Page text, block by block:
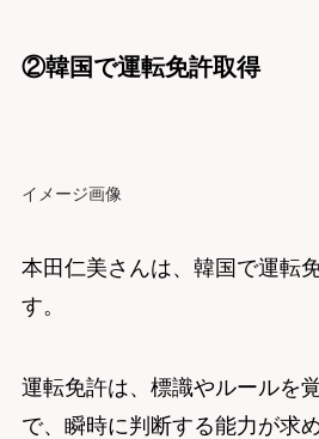
②韓国で運転免許取得
イメージ画像
本田仁美さんは、韓国で運転
す。
運転免許は、標識やルールを
で、瞬時に判断する能力が求